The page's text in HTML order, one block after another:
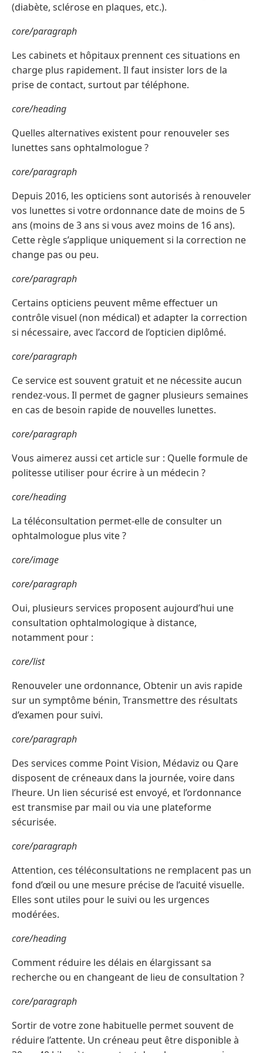
(diabète, sclérose en plaques, etc.).
core/paragraph
Les cabinets et hôpitaux prennent ces situations en
charge plus rapidement. Il faut insister lors de la
prise de contact, surtout par téléphone.
core/heading
Quelles alternatives existent pour renouveler ses
lunettes sans ophtalmologue ?
core/paragraph
Depuis 2016, les opticiens sont autorisés à renouveler
vos lunettes si votre ordonnance date de moins de 5
ans (moins de 3 ans si vous avez moins de 16 ans).
Cette règle s’applique uniquement si la correction ne
change pas ou peu.
core/paragraph
Certains opticiens peuvent même effectuer un
contrôle visuel (non médical) et adapter la correction
si nécessaire, avec l’accord de l’opticien diplômé.
core/paragraph
Ce service est souvent gratuit et ne nécessite aucun
rendez-vous. Il permet de gagner plusieurs semaines
en cas de besoin rapide de nouvelles lunettes.
core/paragraph
Vous aimerez aussi cet article sur : Quelle formule de
politesse utiliser pour écrire à un médecin ?
core/heading
La téléconsultation permet-elle de consulter un
ophtalmologue plus vite ?
core/image
core/paragraph
Oui, plusieurs services proposent aujourd’hui une
consultation ophtalmologique à distance,
notamment pour :
core/list
Renouveler une ordonnance, Obtenir un avis rapide
sur un symptôme bénin, Transmettre des résultats
d’examen pour suivi.
core/paragraph
Des services comme Point Vision, Médaviz ou Qare
disposent de créneaux dans la journée, voire dans
l’heure. Un lien sécurisé est envoyé, et l’ordonnance
est transmise par mail ou via une plateforme
sécurisée.
core/paragraph
Attention, ces téléconsultations ne remplacent pas un
fond d’œil ou une mesure précise de l’acuité visuelle.
Elles sont utiles pour le suivi ou les urgences
modérées.
core/heading
Comment réduire les délais en élargissant sa
recherche ou en changeant de lieu de consultation ?
core/paragraph
Sortir de votre zone habituelle permet souvent de
réduire l’attente. Un créneau peut être disponible à